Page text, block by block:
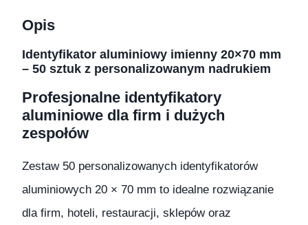
Opis
Identyfikator aluminiowy imienny 20×70 mm
– 50 sztuk z personalizowanym nadrukiem
Profesjonalne identyfikatory
aluminiowe dla firm i dużych
zespołów
Zestaw 50 personalizowanych identyfikatorów
aluminiowych 20 × 70 mm to idealne rozwiązanie
dla firm, hoteli, restauracji, sklepów oraz